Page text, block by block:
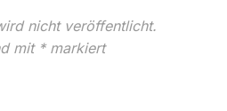
nicht veröffentlicht.
mit *markiert